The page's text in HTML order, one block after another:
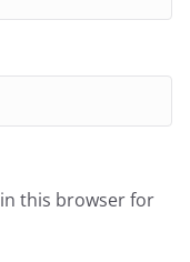
this browser for